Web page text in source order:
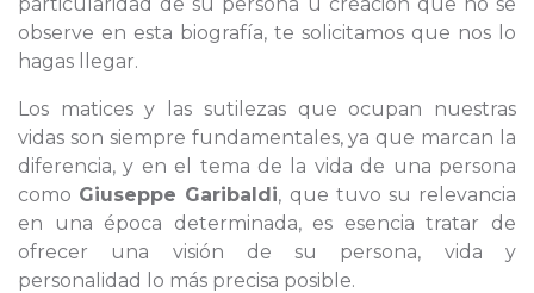
observe en esta biografía, te solicitamos que nos lo
hagas llegar.
Los matices y las sutilezas que ocupan nuestras
vidas son siempre fundamentales, ya que marcan la
diferencia, y en el tema de la vida de una persona
como Giuseppe Garibaldi, que tuvo su relevancia
en una época determinada, es esencia tratar de
ofrecer una visión de su persona, vida y
personalidad lo más precisa posible.